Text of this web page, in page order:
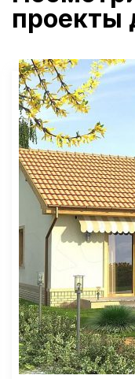
проекты